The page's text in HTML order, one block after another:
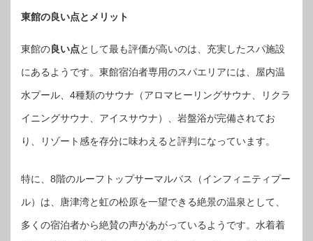
東館の良い点とメリット
東館の良い点として最も評価が高いのは、充実したスパ施設
にあるようです。東館宿泊者専用のスパエリアには、屋内温
水プール、4種類のサウナ（アロマヒーリングサウナ、リクラ
イニングサウナ、アイスサウナ）、岩盤浴が完備されてお
り、リゾート感を存分に味わえると評判になっています。
特に、8階のルーフトップサーマルバス（インフィニティプー
ル）は、唐津湾と虹の松原を一望できる絶景の温泉として、
多くの宿泊者から絶賛の声があがっているようです。水着着